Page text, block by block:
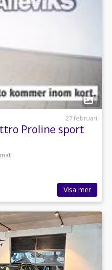
1
27 februari
Proline sport
Visa mer